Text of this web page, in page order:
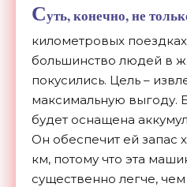
Суть, конечно, не
километровых
большинство людей в
покусились. Цель –
максимальную выгоду.
будет оснащена
Он обеспечит ей запас
км, потому что эта
существенно легче,